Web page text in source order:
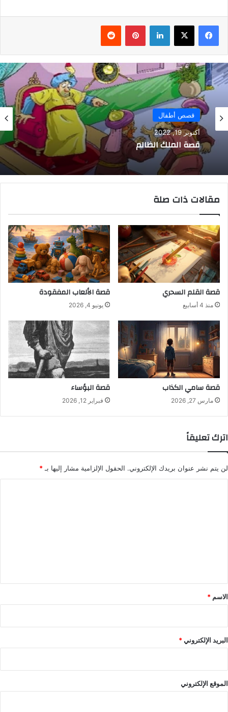
فيسبوك ‫X لينكدإن بينتيريست
قصص أطفال
أكتوبر 19, 2022
قصة الملك الظالم
مقالات ذات صلة
قصة القلم السحري
منذ 4 أسابيع
قصة الألعاب المفقودة
يونيو 4, 2026
قصة سامي الكذاب
مارس 27, 2026
قصة البؤساء
فبراير 12, 2026
اترك تعليقاً
لن يتم نشر عنوان بريدك الإلكتروني. الحقول الإلزامية مشار إليها بـ *
*
الاسم *
البريد الإلكتروني*
الموقع الإلكتروني